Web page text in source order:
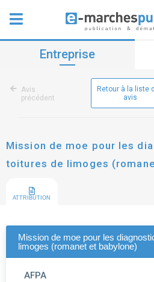
Entreprise
Avis
précédent
Retour à la liste
avis
Mission de moe pour les
toitures de limoges
ATTRIBUTION
Mission de moe pour les
limoges (romanet et babylone)
AFPA